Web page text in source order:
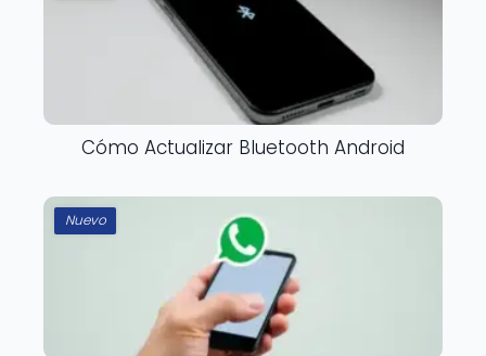
Cómo Actualizar Bluetooth Android
Nuevo